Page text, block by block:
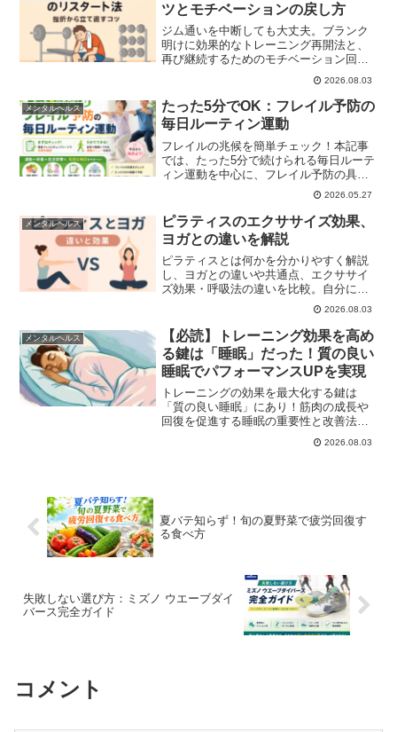
ツとモチベーションの戻し方
ジム通いを中断しても大丈夫。ブランク
明けに効果的なトレーニング再開法と、
再び継続するためのモチベーション回復
2026.08.03
メンタルヘルス
たった5分でOK：フレイル予防の
毎日ルーティン運動
フレイルの兆候を簡単チェック！本記事
では、たった5分で続けられる毎日ルーテ
ィン運動を中心に、フレイル予防の具体
策をわかりやすく解説します。自宅でで
きる簡易フレイルチェックシートの活用
法や、歩行速度・ふくらはぎ測定などの
確認ポイント、サルコペニア・ロコモ対
策に役立つ運動メニューを紹介。さら
に、たんぱく質を意識した食事、外出や
交流による心身維持、継続のコツまで幅
広く掲載しています。高齢者本人はもち
2026.05.27
メンタルヘルス
ピラティスのエクササイズ効果、
ヨガとの違いを解説
ピラティスとは何かを分かりやすく解説
し、ヨガとの違いや共通点、エクササイ
ズ効果・呼吸法の違いを比較。自分に合
ったトレーニングの選び方やおすすめの
2026.08.03
メンタルヘルス
【必読】トレーニング効果を高め
る鍵は「睡眠」だった！質の良い
睡眠でパフォーマンスUPを実現
トレーニングの効果を最大化する鍵は
「質の良い睡眠」にあり！筋肉の成長や
回復を促進する睡眠の重要性と改善法を
2026.08.03
夏バテ知らず！旬の夏野菜で疲労回復す
る食べ方
失敗しない選び方：ミズノ ウエーブダイ
バース完全ガイド
コメント